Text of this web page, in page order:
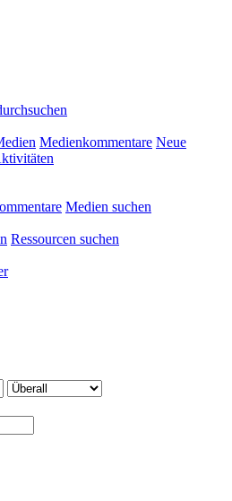
Medienkommentare Neue
Medien suchen
Ressourcen suchen